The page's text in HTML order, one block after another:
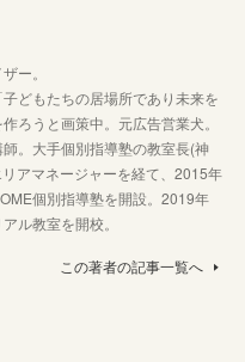
ー。
どもたちの居場所であり未来を
ろうと画策中。元広告営業犬。
。大手個別指導塾の教室長(神
アマネージャーを経て、2015年
個別指導塾を開設。2019年
ル教室を開校。
この著者の記事一覧へ